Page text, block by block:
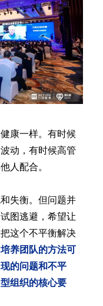
康一样。有时候
动，有时候高管
人配合。
失衡。但问题并
图逃避，希望让
这个不平衡解决
养团队的方法可
的问题和不平
组织的核心要